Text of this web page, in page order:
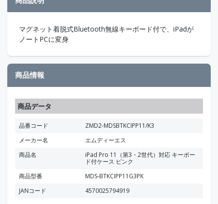
マグネット着脱式Bluetooth無線キーボード付で、iPadが
ノートPCに変身
商品情報
商品データ
品番コード
ZMD2-MDSBTKCIPP11/K3
メーカー名
エムディーエス
商品名
iPad Pro 11（第3・2世代）対応 キーボー
ド付ケース ピンク
商品型番
MDS-BTKCIPP11G3PK
JANコード
4570025794919